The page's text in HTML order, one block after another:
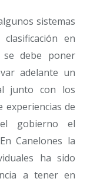
sistemas
en
debe poner
adelante un
junto con los
experiencias de
gobierno el
Canelones la
ha sido
a tener en